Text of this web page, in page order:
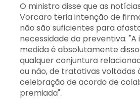
O ministro disse que as
Vorcaro teria intenção de
não são suficientes para
necessidade da preventiva. "A
medida é absolutamente
qualquer conjuntura
ou não, de tratativas voltadas
celebração de acordo de
premiada".